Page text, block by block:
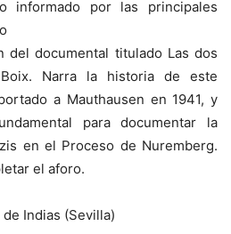
informado por las principales
del documental titulado Las dos
Narra la historia de este
a Mauthausen en 1941, y
para documentar la
en el Proceso de Nuremberg.
el aforo.
Indias (Sevilla)